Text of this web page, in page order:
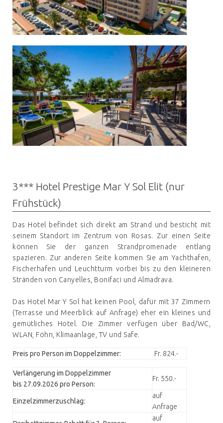
3*** Hotel Prestige Mar Y Sol Elit (nur
Frühstück)
Das Hotel befindet sich direkt am Strand und besticht mit
seinem Standort im Zentrum von Rosas. Zur einen Seite
können Sie der ganzen Strandpromenade entlang
spazieren. Zur anderen Seite kommen Sie am Yachthafen,
Fischerhafen und Leuchtturm vorbei bis zu den kleineren
Stränden von Canyelles, Bonifaci und Almadrava.
Das Hotel Mar Y Sol hat keinen Pool, dafür mit 37 Zimmern
(Terrasse und Meerblick auf Anfrage) eher ein kleines und
gemütliches Hotel. Die Zimmer verfügen über Bad/WC,
WLAN, Föhn, Klimaanlage, TV und Safe.
Preis pro Person im Doppelzimmer: Fr. 824.-
Verlängerung im Doppelzimmer
bis 27.09.2026 pro Person:
Fr. 550.-
Einzelzimmerzuschlag:
auf
Anfrage
auf